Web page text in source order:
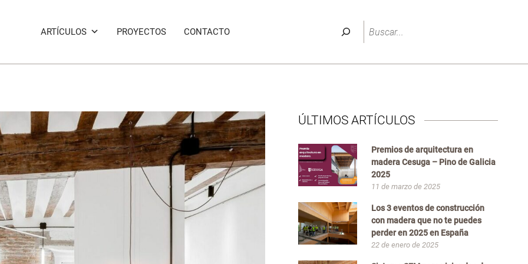
ARTÍCULOS PROYECTOS CONTACTO Buscar
ÚLTIMOS ARTÍCULOS
Premios de arquitectura en
madera Cesuga – Pino de Galicia
2025
11 de marzo de 2025
Los 3 eventos de construcción
con madera que no te puedes
perder en 2025 en España
22 de enero de 2025